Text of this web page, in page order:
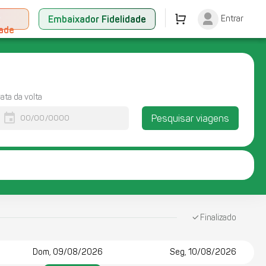
Embaixador Fidelidade Entrar
da volta
event Pesquisar viagens
Finalizado
Dom, 09/08/2026 Seg, 10/08/2026